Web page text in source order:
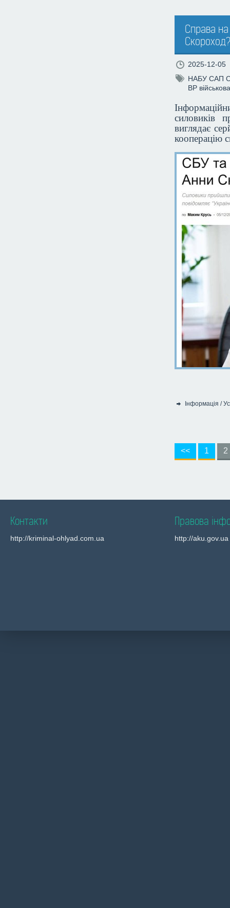
Справа
Скороход?
2025-12-05
НАБУ САП
ВР
силовиків
виглядає
кооперацію
Інформація /
<< 1 2
Контакти
http://kriminal-ohlyad.com.ua
Правова
http://aku.gov.ua